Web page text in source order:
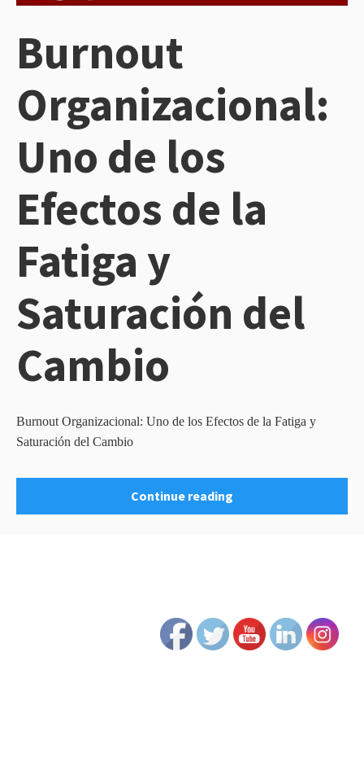
Burnout
Organizacional:
Uno de los
Efectos de la
Fatiga y
Saturación del
Cambio
Burnout Organizacional: Uno de los Efectos de la Fatiga y
Saturación del Cambio
Continue reading